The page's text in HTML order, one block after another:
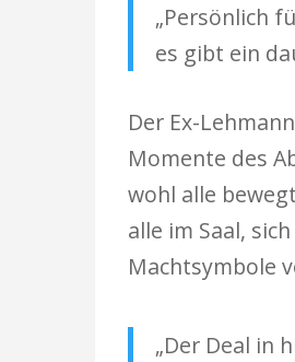
„Persönlich
es gibt ein
Der Ex-
Momente des
wohl alle
alle im Saal,
Machtsymbole
„Der Deal in